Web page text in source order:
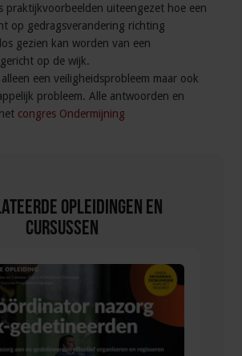
praktijkvoorbeelden uiteengezet hoe een
op gedragsverandering richting
gezien kan worden van een
op de wijk.
een veiligheidsprobleem maar ook
probleem. Alle antwoorden en
congres Ondermijning
Opleidingen en
Cursussen